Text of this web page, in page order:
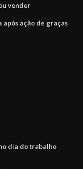
vender
após ação de graças
dia do trabalho